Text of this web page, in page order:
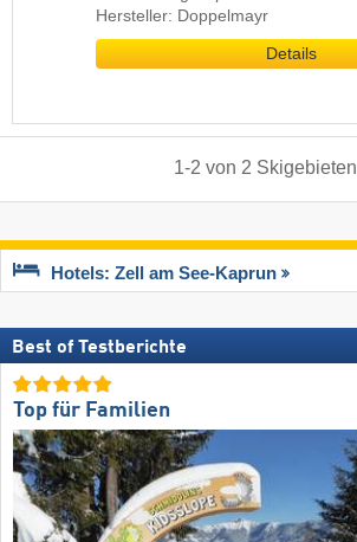
Hersteller: Doppelmayr
Details
1-2 von 2 Skigebieten
Hotels: Zell am See-Kaprun
Best of Testberichte
Top für Familien